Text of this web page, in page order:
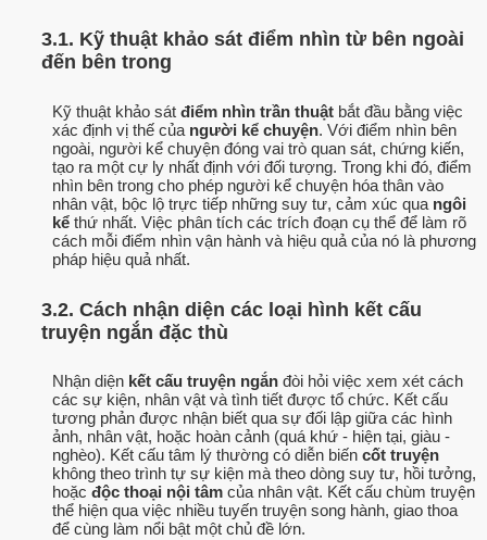
3.1. Kỹ thuật khảo sát điểm nhìn từ bên ngoài
đến bên trong
Kỹ thuật khảo sát điểm nhìn trần thuật bắt đầu bằng việc
xác định vị thế của người kể chuyện. Với điểm nhìn bên
ngoài, người kể chuyện đóng vai trò quan sát, chứng kiến,
tạo ra một cự ly nhất định với đối tượng. Trong khi đó, điểm
nhìn bên trong cho phép người kể chuyện hóa thân vào
nhân vật, bộc lộ trực tiếp những suy tư, cảm xúc qua ngôi
kể thứ nhất. Việc phân tích các trích đoạn cụ thể để làm rõ
cách mỗi điểm nhìn vận hành và hiệu quả của nó là phương
pháp hiệu quả nhất.
3.2. Cách nhận diện các loại hình kết cấu
truyện ngắn đặc thù
Nhận diện kết cấu truyện ngắn đòi hỏi việc xem xét cách
các sự kiện, nhân vật và tình tiết được tổ chức. Kết cấu
tương phản được nhận biết qua sự đối lập giữa các hình
ảnh, nhân vật, hoặc hoàn cảnh (quá khứ - hiện tại, giàu -
nghèo). Kết cấu tâm lý thường có diễn biến cốt truyện
không theo trình tự sự kiện mà theo dòng suy tư, hồi tưởng,
hoặc độc thoại nội tâm của nhân vật. Kết cấu chùm truyện
thể hiện qua việc nhiều tuyến truyện song hành, giao thoa
để cùng làm nổi bật một chủ đề lớn.